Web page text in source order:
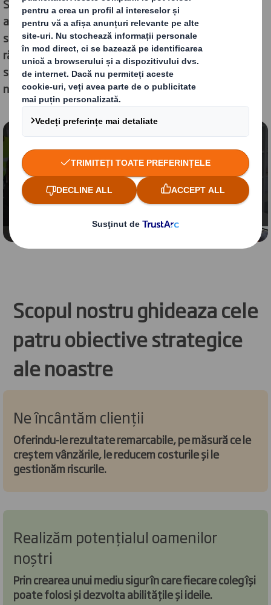
Suntem diferiți, deoarece vedem oportunitatea ca
ambalajele să joace un rol puternic într-o lume în
schimbare. Scopul nostru este de a ne ajuta clienții să
răspundă la schimbarea obiceiurilor de cumpărături cu
soluții de ambalare sustenabile de care societatea
noastră are nevoie.
Conținut blocat
Pentru a vedea acest video, trebuie să optați pentru
cookies de "funcționalitate"
Schimbă setările
Scopul nostru ghideaza cele
patru obiective strategice
ale noastre
Ne încântăm clienții
Oferindu-le rezultate remarcabile, pe măsură ce le
creștem vânzările, le reducem costurile și le
gestionăm riscurile.
Realizăm potențialul oamenilor
noștri
Prin crearea unui mediu sigur în care fiecare coleg își
poate folosi și dezvolta abilitățile și ideile.